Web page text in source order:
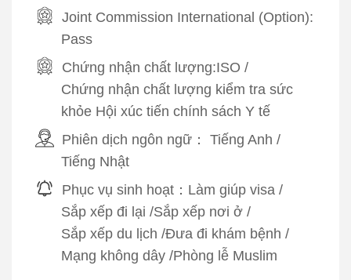
Joint Commission International (Option):
Pass
Chứng nhận chất lượng:ISO /
Chứng nhận chất lượng kiểm tra sức
khỏe Hội xúc tiến chính sách Y tế
Phiên dịch ngôn ngữ： Tiếng Anh /
Tiếng Nhật
Phục vụ sinh hoạt： Làm giúp visa /
Sắp xếp đi lại /Sắp xếp nơi ở /
Sắp xếp du lịch /Đưa đi khám bệnh /
Mạng không dây /Phòng lễ Muslim